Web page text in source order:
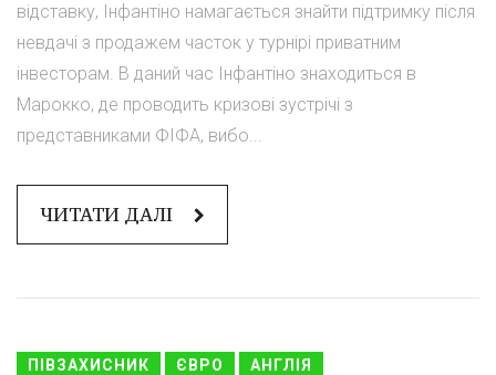
відставку, Інфантіно намагається знайти підтримку після
невдачі з продажем часток у турнірі приватним
інвесторам. В даний час Інфантіно знаходиться в
Марокко, де проводить кризові зустрічі з
представниками ФІФА, вибо...
ЧИТАТИ ДАЛІ
ПІВЗАХИСНИК ЄВРО АНГЛІЯ